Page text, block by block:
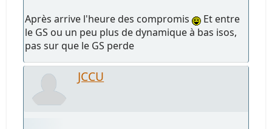
Après arrive l'heure des compromis
Et entre
le GS ou un peu plus de dynamique à bas isos,
pas sur que le GS perde
JCCU